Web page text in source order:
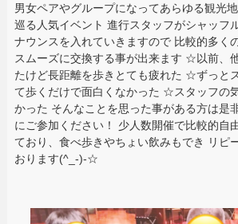
男女ペアやグループになってあらゆる観光
巡る人気イベント 進行スタッフがシャッフ
ナウンスを入れていきますので 比較的多く
スムーズに交換する事が出来ます ☆以前、
たけど長距離を歩きとても疲れた ☆ずっと
て歩くだけで面白くなかった ☆スタッフの
かった そんなことを思った事がある方は是
にご参加ください！ 少人数開催で比較的自
ており、食べ歩きやちょい飲みもでき リピ
おります(^_-)-☆